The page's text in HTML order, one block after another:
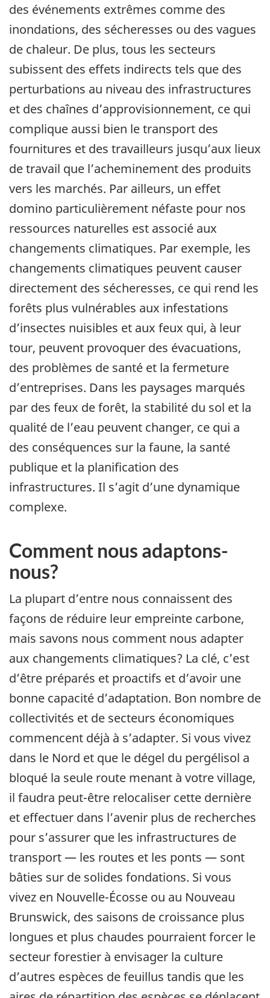
des événements extrêmes comme des
inondations, des sécheresses ou des vagues
de chaleur. De plus, tous les secteurs
subissent des effets indirects tels que des
perturbations au niveau des infrastructures
et des chaînes d’approvisionnement, ce qui
complique aussi bien le transport des
fournitures et des travailleurs jusqu’aux lieux
de travail que l’acheminement des produits
vers les marchés. Par ailleurs, un effet
domino particulièrement néfaste pour nos
ressources naturelles est associé aux
changements climatiques. Par exemple, les
changements climatiques peuvent causer
directement des sécheresses, ce qui rend les
forêts plus vulnérables aux infestations
d’insectes nuisibles et aux feux qui, à leur
tour, peuvent provoquer des évacuations,
des problèmes de santé et la fermeture
d’entreprises. Dans les paysages marqués
par des feux de forêt, la stabilité du sol et la
qualité de l’eau peuvent changer, ce qui a
des conséquences sur la faune, la santé
publique et la planification des
infrastructures. Il s’agit d’une dynamique
complexe.
Comment nous adaptons-
nous?
La plupart d’entre nous connaissent des
façons de réduire leur empreinte carbone,
mais savons nous comment nous adapter
aux changements climatiques? La clé, c’est
d’être préparés et proactifs et d’avoir une
bonne capacité d’adaptation. Bon nombre de
collectivités et de secteurs économiques
commencent déjà à s’adapter. Si vous vivez
dans le Nord et que le dégel du pergélisol a
bloqué la seule route menant à votre village,
il faudra peut-être relocaliser cette dernière
et effectuer dans l’avenir plus de recherches
pour s’assurer que les infrastructures de
transport — les routes et les ponts — sont
bâties sur de solides fondations. Si vous
vivez en Nouvelle-Écosse ou au Nouveau
Brunswick, des saisons de croissance plus
longues et plus chaudes pourraient forcer le
secteur forestier à envisager la culture
d’autres espèces de feuillus tandis que les